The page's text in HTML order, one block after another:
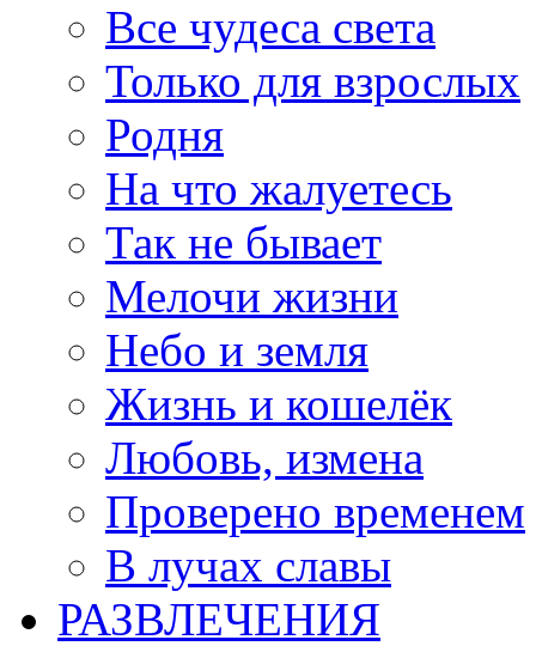
Все чудеса света
Только для взрослых
Родня
На что жалуетесь
Так не бывает
Мелочи жизни
Небо и земля
Жизнь и кошелёк
Любовь, измена
Проверено временем
В лучах славы
РАЗВЛЕЧЕНИЯ